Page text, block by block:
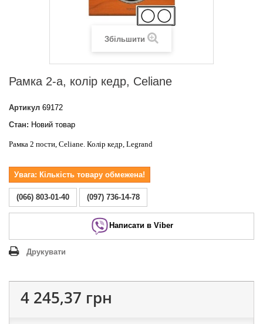
Збільшити
Рамка 2-а, колір кедр, Celiane
Артикул 69172
Стан: Новий товар
Рамка 2 пости, Celiane. Колір кедр, Legrand
Увага: Кількість товару обмежена!
(066) 803-01-40 (097) 736-14-78
Написати в Viber
Друкувати
4 245,37 грн